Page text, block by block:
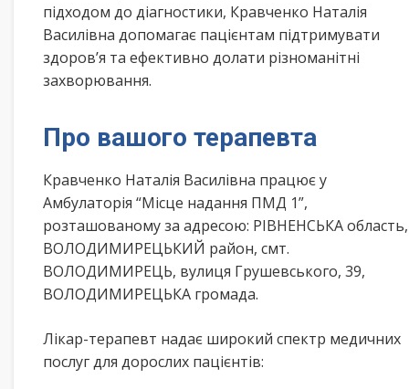
підходом до діагностики, Кравченко Наталія
Василівна допомагає пацієнтам підтримувати
здоров’я та ефективно долати різноманітні
захворювання.
Про вашого терапевта
Кравченко Наталія Василівна працює у
Амбулаторія “Місце надання ПМД 1”,
розташованому за адресою: РІВНЕНСЬКА область,
ВОЛОДИМИРЕЦЬКИЙ район, смт.
ВОЛОДИМИРЕЦЬ, вулиця Грушевського, 39,
ВОЛОДИМИРЕЦЬКА громада.
Лікар-терапевт надає широкий спектр медичних
послуг для дорослих пацієнтів: